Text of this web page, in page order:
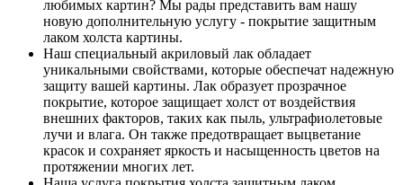
любимых картин? Мы рады представить вам нашу
новую дополнительную услугу - покрытие защитным
лаком холста картины.
Наш специальный акриловый лак обладает
уникальными свойствами, которые обеспечат надежную
защиту вашей картины. Лак образует прозрачное
покрытие, которое защищает холст от воздействия
внешних факторов, таких как пыль, ультрафиолетовые
лучи и влага. Он также предотвращает выцветание
красок и сохраняет яркость и насыщенность цветов на
протяжении многих лет.